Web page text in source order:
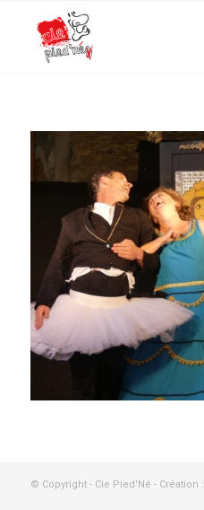
© Copyright - Cie Pied'Né - Création :